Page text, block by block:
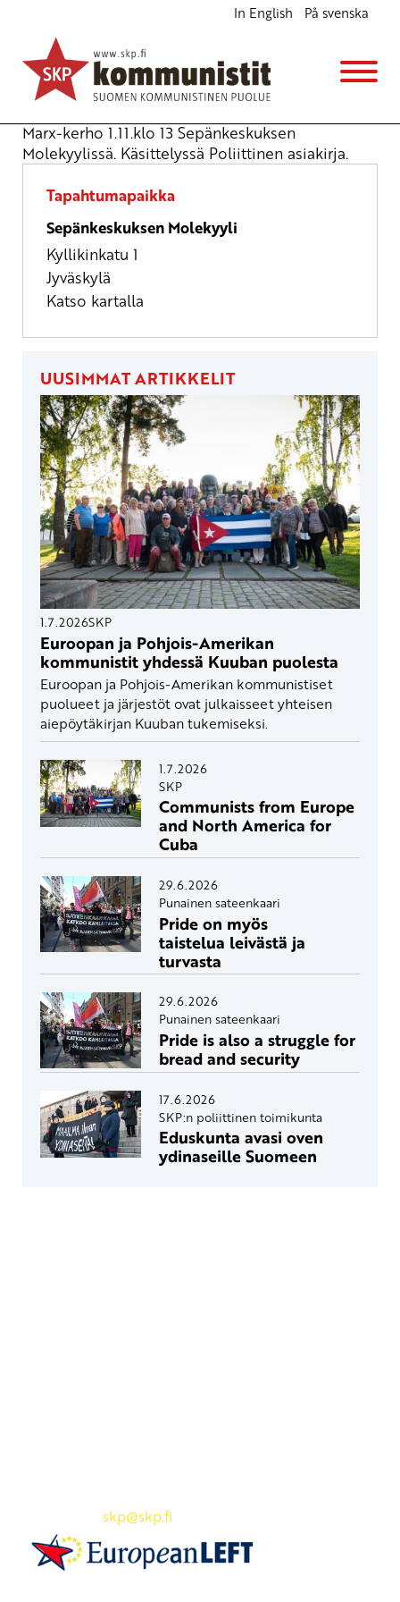
In English På svenska
Marx-kerho
Opintokerho
la 1.11.2025 klo13:00
Marx-kerho 1.11.klo 13 Sepänkeskuksen
Molekyylissä. Käsittelyssä Poliittinen asiakirja.
Tapahtumapaikka
Sepänkeskuksen Molekyyli
Kyllikinkatu 1
Jyväskylä
Katso kartalla
UUSIMMAT ARTIKKELIT
1.7.2026SKP
Euroopan ja Pohjois-Amerikan
kommunistit yhdessä Kuuban puolesta
Euroopan ja Pohjois-Amerikan kommunistiset
puolueet ja järjestöt ovat julkaisseet yhteisen
aiepöytäkirjan Kuuban tukemiseksi.
1.7.2026
SKP
Communists from Europe
and North America for
Cuba
29.6.2026
Punainen sateenkaari
Pride on myös
taistelua leivästä ja
turvasta
29.6.2026
Punainen sateenkaari
Pride is also a struggle for
bread and security
17.6.2026
SKP:n poliittinen toimikunta
Eduskunta avasi oven
ydinaseille Suomeen
skp@skp.fi